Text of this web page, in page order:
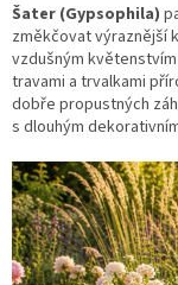
Šater (Gypsophila)
změkčovat výraznější
vzdušným
travami a trvalkami
dobře propustných
s dlouhým